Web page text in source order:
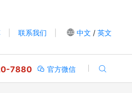
联系我们 中文 / 英文
7880 官方微信